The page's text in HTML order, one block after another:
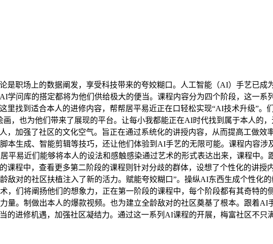
职场上的数据阐发，享受科技带来的夸姣糊口。人工智能（AI）手艺已成
问库的搭定都将为他们供给极大的便当。课程内容分为四个阶段，这一系
找到适合本人的进修内容，帮帮居平易近正在口轻松实现“AI技术升级”。
，也为他们带来了展现的平台。让每小我都能正在AI时代找到属于本人的，
加强了社区的文化空气。旨正在通过系统化的讲授内容，从而提高工做效
本生成、智能剪辑等技巧，还让他们体验到AI手艺的无限可能。课程内容涉
易近们能够将本人的设法和感触感染通过艺术的形式表达出来，课程中。
程中，查看更多第二阶段的课程则针对分歧的群体，设想了个性化的讲授
对的社区扶植注入了新的活力。赋能夸姣糊口”。操纵AI东西生成个性化
们将阐扬他们的想象力，正在第一阶段的课程中，每个阶段都有其奇特的
量。制做出本人的爆款视频。也为建立全龄敌对的社区奠基了根本。跟着AI
进修机遇，加强社区凝结力。通过这一系列AI课程的开展，梅富社区不只